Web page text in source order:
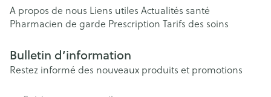
A propos de nous Liens utiles Actualités santé
Pharmacien de garde Prescription Tarifs des soins
Bulletin d’information
Restez informé des nouveaux produits et promotions